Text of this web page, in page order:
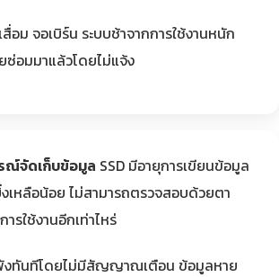
อม จอเบิร์น ระบบช้าจากการใช้งานหนัก
ซ่อมมาแล้วโดยไม่แจ้ง
ณ์จัดเก็บข้อมูล SSD มีอายุการเขียนข้อมูล
เหลือน้อย ไม่สามารถตรวจสอบด้วยตา
ารใช้งานอีกเท่าไหร่
งทันทีโดยไม่มีสัญญาณเตือน ข้อมูลหาย